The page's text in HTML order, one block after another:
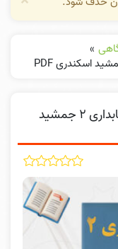
»
دانلود پی دی اف کتاب اصول حسابداری ۲ جمشید